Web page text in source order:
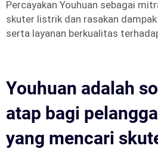
Percayakan Youhuan sebagai
skuter listrik dan rasakan
serta layanan berkualitas
Youhuan adalah
atap bagi
yang mencari